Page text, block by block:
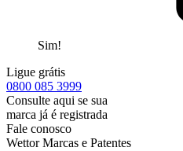
Sim!
Ligue grátis
0800 085 3999
Consulte aqui se sua
marca já é registrada
Fale conosco
Wettor Marcas e Patentes